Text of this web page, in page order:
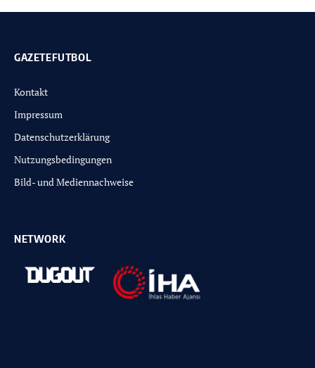
GAZETEFUTBOL
Kontakt
Impressum
Datenschutzerklärung
Nutzungsbedingungen
Bild- und Mediennachweise
NETWORK